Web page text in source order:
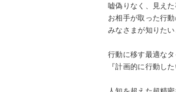
嘘偽りなく、見え
お相手が取った行
みなさまが知りた
行動に移す最適な
『計画的に行動し